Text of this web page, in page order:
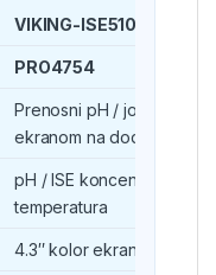
VIKING-ISE510
PRO4754
Prenosni pH / jon-
ekranom na dodir
pH / ISE koncentracija /
temperatura
4.3″ kolor ekran na dodir